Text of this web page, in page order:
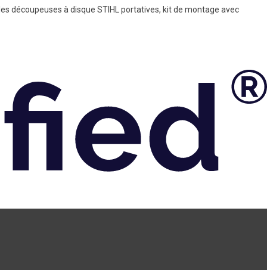
découpeuses à disque STIHL portatives, kit de montage avec